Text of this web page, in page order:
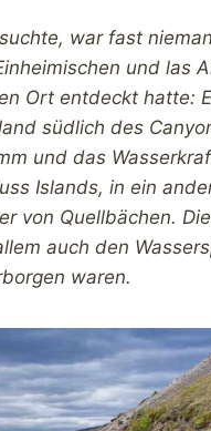
war fast
und las
Ort entdeckt hatte:
südlich des
und das
Islands, in ein
von Quellbächen.
auch den
waren.